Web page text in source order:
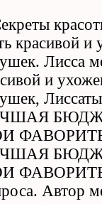
красивой
Лисса
и
ФАВОРИТЫ
ФАВОРИТЫ,
Автор